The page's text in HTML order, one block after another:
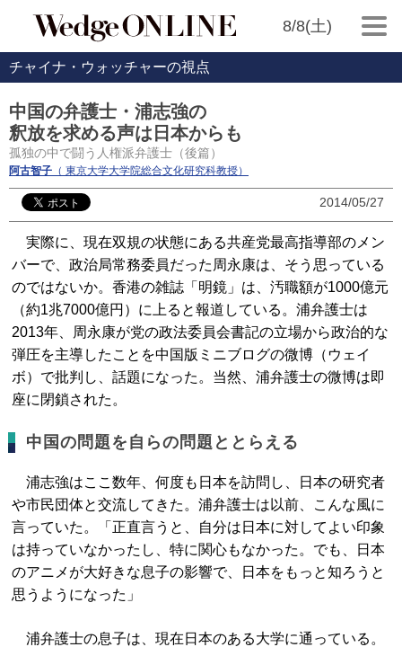
8/8(土)
チャイナ・ウォッチャーの視点
中国の弁護士・浦志強の
釈放を求める声は日本からも
孤独の中で闘う人権派弁護士（後篇）
阿古智子 （ 東京大学大学院総合文化研究科教授）
2014/05/27
実際に、現在双規の状態にある共産党最高指導部のメン
バーで、政治局常務委員だった周永康は、そう思っている
のではないか。香港の雑誌「明鏡」は、汚職額が1000億元
（約1兆7000億円）に上ると報道している。浦弁護士は
2013年、周永康が党の政法委員会書記の立場から政治的な
弾圧を主導したことを中国版ミニブログの微博（ウェイ
ボ）で批判し、話題になった。当然、浦弁護士の微博は即
座に閉鎖された。
中国の問題を自らの問題ととらえる
浦志強はここ数年、何度も日本を訪問し、日本の研究者
や市民団体と交流してきた。浦弁護士は以前、こんな風に
言っていた。「正直言うと、自分は日本に対してよい印象
は持っていなかったし、特に関心もなかった。でも、日本
のアニメが大好きな息子の影響で、日本をもっと知ろうと
思うようになった」
浦弁護士の息子は、現在日本のある大学に通っている。